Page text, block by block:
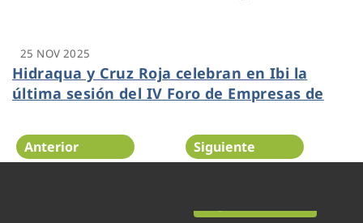
25 NOV 2025
Hidraqua y Cruz Roja celebran en Ibi la
última sesión del IV Foro de Empresas de
Anterior Siguiente